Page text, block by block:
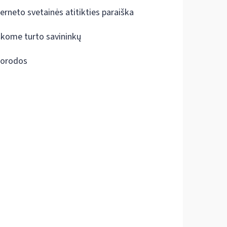
svetainės atitikties paraiška
turto savininkų